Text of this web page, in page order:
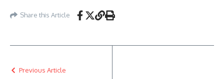
Share this Article
Previous Article